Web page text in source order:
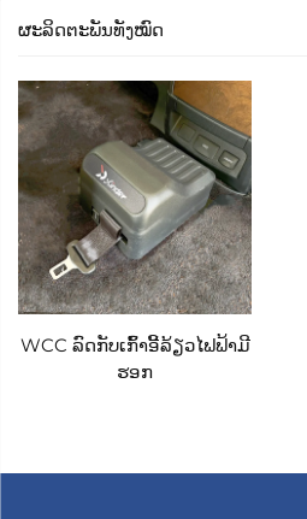
ຜະລິດຕະພັນທັງໝົດ
WCC ລົດກັບເກົ້າອີ້ລ້ຽວໄຟຟ້າມີ
ຮອກ